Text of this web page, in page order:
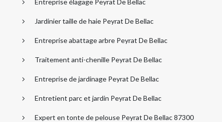
Jardinier taille de haie Peyrat De Bellac
Entreprise abattage arbre Peyrat De Bellac
Traitement anti-chenille Peyrat De Bellac
Entreprise de jardinage Peyrat De Bellac
Entretient parc et jardin Peyrat De Bellac
Expert en tonte de pelouse Peyrat De Bellac 87300